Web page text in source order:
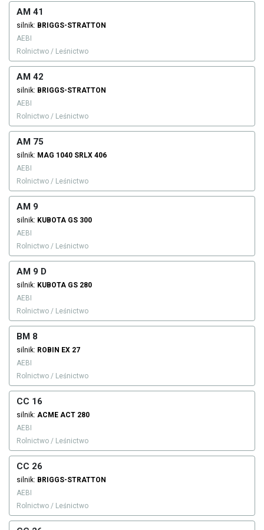
AM 41
silnik: BRIGGS-STRATTON
AEBI
Rolnictwo / Leśnictwo
AM 42
silnik: BRIGGS-STRATTON
AEBI
Rolnictwo / Leśnictwo
AM 75
silnik: MAG 1040 SRLX 406
AEBI
Rolnictwo / Leśnictwo
AM 9
silnik: KUBOTA GS 300
AEBI
Rolnictwo / Leśnictwo
AM 9 D
silnik: KUBOTA GS 280
AEBI
Rolnictwo / Leśnictwo
BM 8
silnik: ROBIN EX 27
AEBI
Rolnictwo / Leśnictwo
CC 16
silnik: ACME ACT 280
AEBI
Rolnictwo / Leśnictwo
CC 26
silnik: BRIGGS-STRATTON
AEBI
Rolnictwo / Leśnictwo